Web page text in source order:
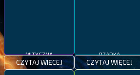
MITYCZNA
CZYTAJ WIĘCEJ
RZADKA
CZYTAJ WIĘCEJ